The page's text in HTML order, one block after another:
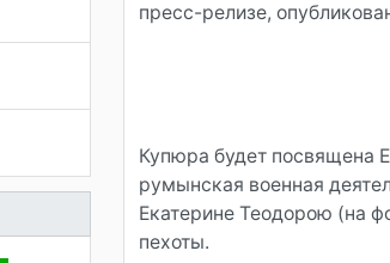
пресс-релизе,
Купюра будет посвящена
румынская военная
Екатерине Теодорою (на
пехоты.